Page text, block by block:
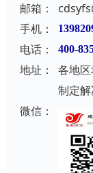
邮箱：
手机：
电话： 400-
地址：
各地
制定
微信：